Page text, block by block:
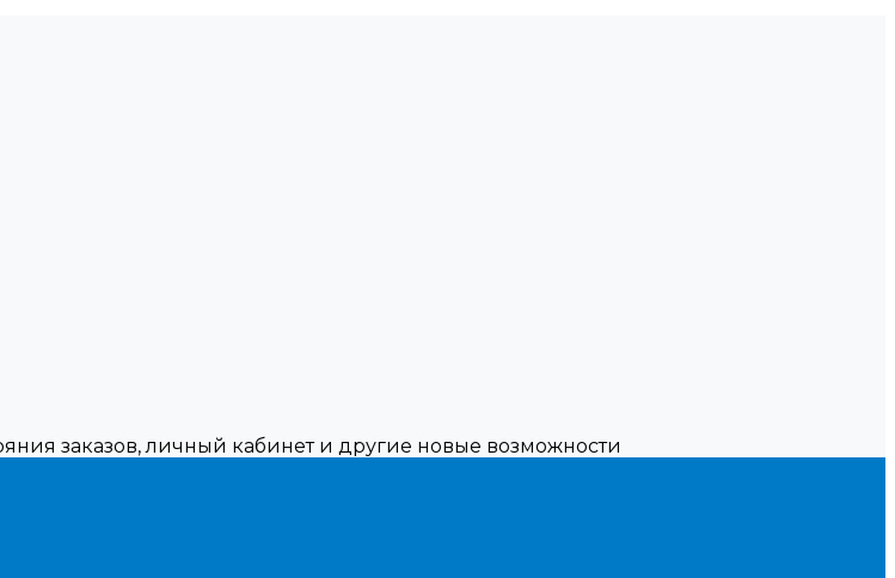
заказов, личный кабинет и другие новые возможности